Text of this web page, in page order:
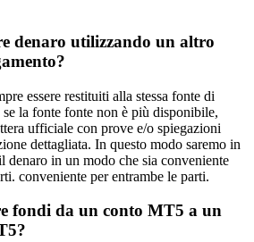
denaro utilizzando un altro
essere restituiti alla stessa fonte di
la fonte fonte non è più disponibile,
ufficiale con prove e/o spiegazioni
dettagliata. In questo modo saremo in
denaro in un modo che sia conveniente
conveniente per entrambe le parti.
fondi da un conto MT5 a un